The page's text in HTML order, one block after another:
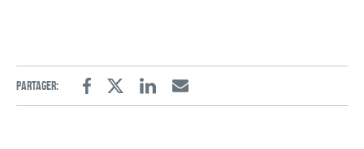
Partager:
FacebookTwitterLinkedinEmail